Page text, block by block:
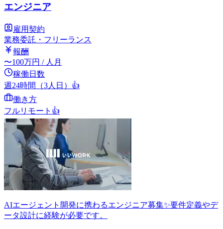
エンジニア
雇用契約
業務委託・フリーランス
報酬
〜100万円 / 人月
稼働日数
週24時間（3人日） 👍
働き方
フルリモート 👍
AIエージェント開発に携わるエンジニア募集✨要件定義やデ
ータ設計に経験が必要です。